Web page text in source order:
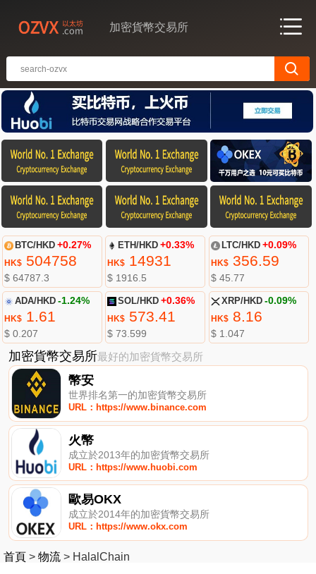
加密貨幣交易所
BTC/HKD +0.27%
HK$504758
$ 64787.3
ETH/HKD +0.33%
HK$ 14931
$ 1916.5
LTC/HKD +0.09%
HK$356.59
$ 45.77
ADA/HKD -1.24%
HK$1.61
$ 0.207
SOL/HKD +0.36%
HK$ 573.41
$ 73.599
XRP/HKD -0.09%
HK$8.16
$ 1.047
加密貨幣交易所最好的加密貨幣交易所
幣安
世界排名第一的加密貨幣交易所
URL：https://www.binance.com
火幣
成立於2013年的加密貨幣交易所
URL：https://www.huobi.com
歐易OKX
成立於2014年的加密貨幣交易所
URL：https://www.okx.com
首頁 > 物流 > HalalChain